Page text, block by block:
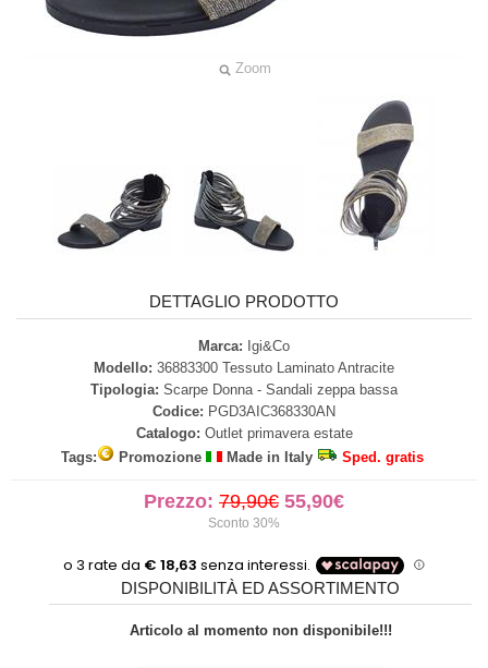
Zoom
DETTAGLIO PRODOTTO
Marca: Igi&Co
Modello: 36883300 Tessuto Laminato Antracite
Tipologia: Scarpe Donna - Sandali zeppa bassa
Codice: PGD3AIC368330AN
Catalogo: Outlet primavera estate
Tags:
Promozione Made in Italy Sped. gratis
Prezzo: 79,90€ 55,90€
Sconto 30%
DISPONIBILITÀ ED ASSORTIMENTO
Articolo al momento non disponibile!!!